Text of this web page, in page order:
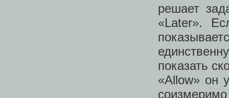
решает
«Later».
показать
«Allow» он